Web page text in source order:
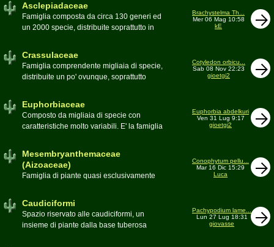
Asclepiadaceae
Famiglia composta da circa 130 generi ed
un 2000 specie, distribuite soprattutto in
Brachystelma Th...
Mer 06 Mag 10:58
kE
Crassulaceae
Famiglia comprendente migliaia di specie,
distribuite un po' ovunque, soprattutto
Cotyledon orbicu...
Sab 08 Nov 22:23
gioetgi2
Euphorbiaceae
Composto da migliaia di specie con
caratteristiche molto variabili. E' la famiglia
popolazioni anche nel nostro paese
Moderatorebeppe58
Euphorbia abdelkuri
Ven 31 Lug 9:17
gioetgi2
Mesembryanthemaceae
(Aizoaceae)
Famiglia di piante quasi esclusivamente
appartenenti alla famiglia
Conophytum pellu...
Mar 16 Dic 15:29
Luca
Caudiciformi
Spazio riservato alle caudiciformi, un
insieme di piante dalla base tuberosa
Pachypodium lame...
Lun 27 Lug 18:31
giovasse